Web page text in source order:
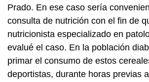
Prado. En ese caso sería
consulta de nutrición con el fin de
nutricionista especializado en
evalué el caso. En la población
primar el consumo de estos
deportistas, durante horas previas